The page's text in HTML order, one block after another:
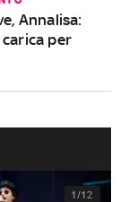
Annalisa:
per
1/12